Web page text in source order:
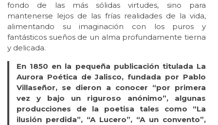
fondo de las más sólidas virtudes, sino para
mantenerse lejos de las frías realidades de la vida,
alimentando su imaginación con los puros y
fantásticos sueños de un alma profundamente tierna
y delicada.
En 1850 en la pequeña publicación titulada La
Aurora Poética de Jalisco, fundada por Pablo
Villaseñor, se dieron a conocer “por primera
vez y bajo un riguroso anónimo”, algunas
producciones de la poetisa tales como “La
ilusión perdida”, “A Lucero”, “A un convento”,